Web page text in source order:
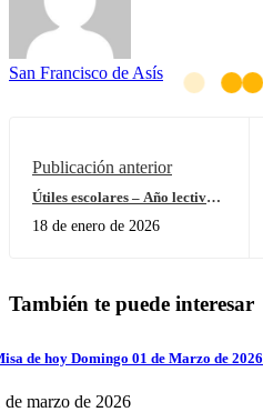
San Francisco de Asís
Publicación anterior
Útiles escolares – Año lectivo
18 de enero de 2026
También te puede interesar
de hoy Domingo 01 de Marzo de 2026
de marzo de 2026